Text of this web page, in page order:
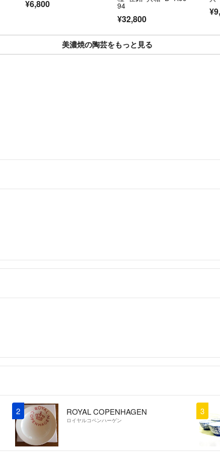
¥6,800 94
¥32,800
美濃焼の陶芸をもっと見る
2 ROYAL COPENHAGEN
ロイヤルコペンハーゲン
3